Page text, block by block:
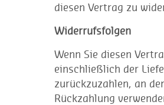
diesen Vertrag zu
Widerrufsfolgen
Wenn Sie diesen
einschließlich der
zurückzuzahlen, an
Rückzahlung